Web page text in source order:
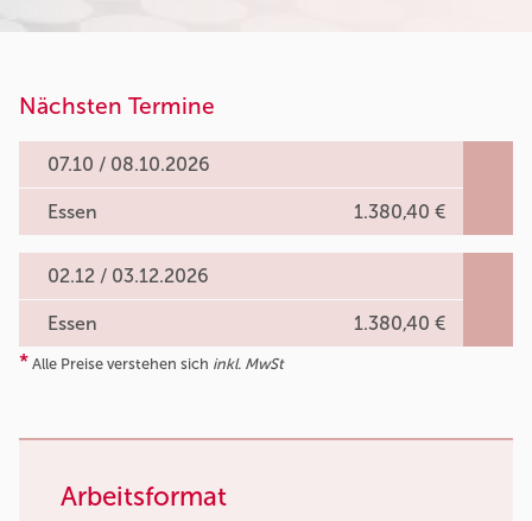
Nächsten Termine
07.10 / 08.10.2026
Essen 1.380,40 €
02.12 / 03.12.2026
Essen 1.380,40 €
* Alle Preise verstehen sich inkl. MwSt
Arbeitsformat